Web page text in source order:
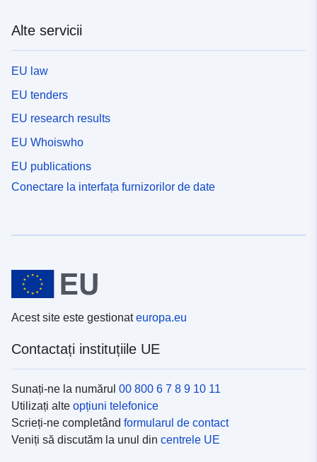
Alte servicii
EU law
EU tenders
EU research results
EU Whoiswho
EU publications
Conectare la interfața furnizorilor de date
Acest site este gestionateuropa.eu
Contactați instituțiile UE
Sunați-ne la numărul 00 800 6 7 8 9 10 11
Utilizați alte opțiuni telefonice
Scrieți-ne completând formularul de contact
Veniți să discutăm la unul din centrele UE